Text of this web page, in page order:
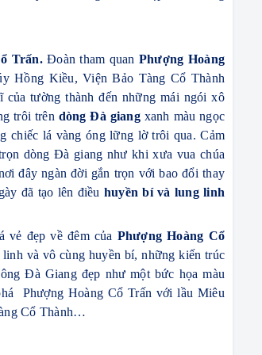
Trấn.Đoàn tham quan Phượng Hoàng
Hồng Kiều, Viện Bảo Tàng Cổ Thành
tường thành đến những mái ngói xô
trôi trên dòng Đà giangxanh màu ngọc
chiếc lá vàng óng lững lờ trôi qua.Cảm
dòng Đà giang như khi xưa vua chúa
đây ngàn đời gắn trọn với bao đổi thay
đã tạo lên điều huyền bí và lung linh
vẻ đẹp về đêm của Phượng Hoàng Cổ
và vô cùng huyền bí, những kiến trúc
Đà Giang đẹp như một bức họa màu
Phượng Hoàng Cổ Trấn với lầu Miêu
Cổ Thành…